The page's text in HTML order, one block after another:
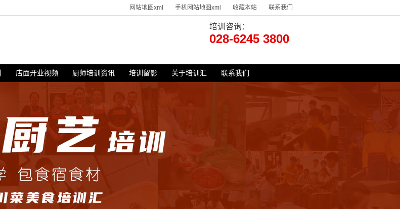
网站地图xml 手机网站地图xml 收藏本站 联系我们
培训咨询：
028-6245 3800
店面开业视频 厨师培训资讯 培训留影 关于培训汇 联系我们